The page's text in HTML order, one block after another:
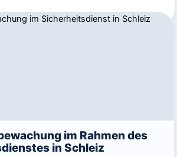
im Rahmen des
in Schleiz